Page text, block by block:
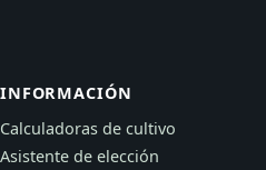
INFORMACIÓN
Calculadoras de cultivo
Asistente de elección